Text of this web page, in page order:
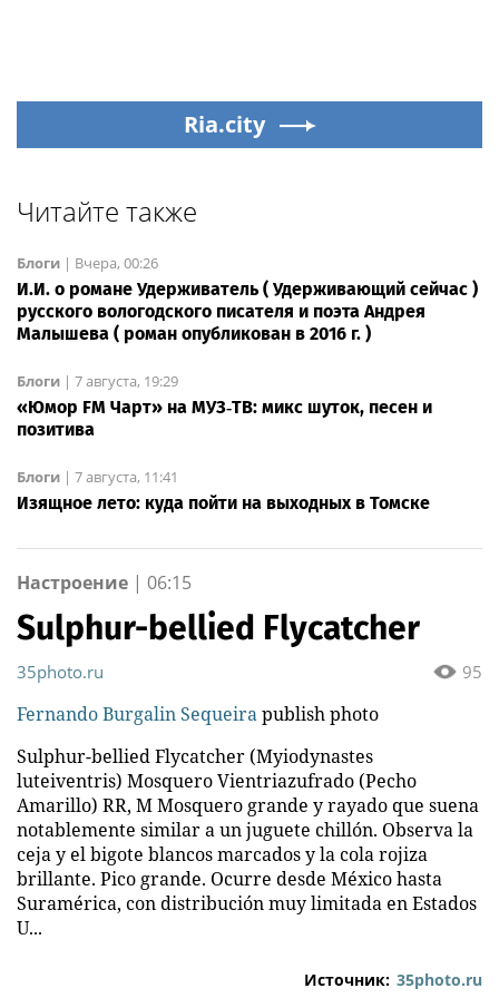
Ria.city
Читайте также
Блоги | Вчера, 00:26
И.И. о романе Удерживатель ( Удерживающий сейчас )
русского вологодского писателя и поэта Андрея
Малышева ( роман опубликован в 2016 г. )
Блоги | 7 августа, 19:29
«Юмор FM Чарт» на МУЗ‑ТВ: микс шуток, песен и
позитива
Блоги | 7 августа, 11:41
Изящное лето: куда пойти на выходных в Томске
Настроение | 06:15
Sulphur-bellied Flycatcher
95
35photo.ru
Fernando Burgalin Sequeirapublish photo
Sulphur-bellied Flycatcher (Myiodynastes
luteiventris) Mosquero Vientriazufrado (Pecho
Amarillo) RR, M Mosquero grande y rayado que suena
notablemente similar a un juguete chillón. Observa la
ceja y el bigote blancos marcados y la cola rojiza
brillante. Pico grande. Ocurre desde México hasta
Suramérica, con distribución muy limitada en Estados
U...
Источник: 35photo.ru